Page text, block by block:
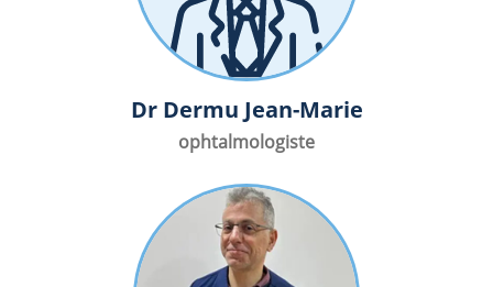
Dr Dermu Jean-Marie
ophtalmologiste